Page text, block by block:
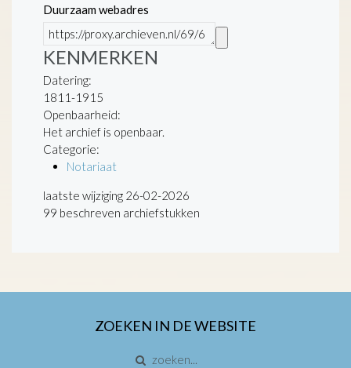
Duurzaam webadres
KENMERKEN
Datering:
1811-1915
Openbaarheid:
Het archief is openbaar.
Categorie:
Notariaat
laatste wijziging 26-02-2026
99 beschreven archiefstukken
ZOEKEN IN DE WEBSITE